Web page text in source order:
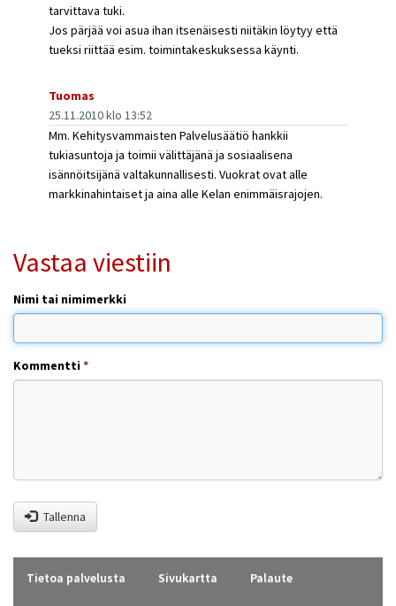
tarvittava tuki.
Jos pärjää voi asua ihan itsenäisesti niitäkin löytyy että
tueksi riittää esim. toimintakeskuksessa käynti.
Tuomas
25.11.2010 klo 13:52
Mm. Kehitysvammaisten Palvelusäätiö hankkii
tukiasuntoja ja toimii välittäjänä ja sosiaalisena
isännöitsijänä valtakunnallisesti. Vuokrat ovat alle
markkinahintaiset ja aina alle Kelan enimmäisrajojen.
Vastaa viestiin
Nimi tai nimimerkki
Kommentti*
Tallenna
Tietoa palvelusta Sivukartta Palaute